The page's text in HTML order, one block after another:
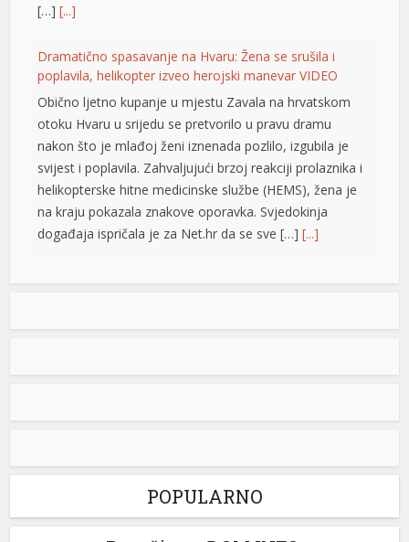
[…][...]
Dramatično spasavanje na Hvaru: Žena se srušila i
poplavila, helikopter izveo herojski manevar VIDEO
Obično ljetno kupanje u mjestu Zavala na hrvatskom
otoku Hvaru u srijedu se pretvorilo u pravu dramu
nakon što je mlađoj ženi iznenada pozlilo, izgubila je
svijest i poplavila. Zahvaljujući brzoj reakciji prolaznika i
helikopterske hitne medicinske službe (HEMS), žena je
na kraju pokazala znakove oporavka. Svjedokinja
događaja ispričala je za Net.hr da se sve […][...]
Zašto bi hrana uskoro mogla naglo da poskupi
POPULARNO